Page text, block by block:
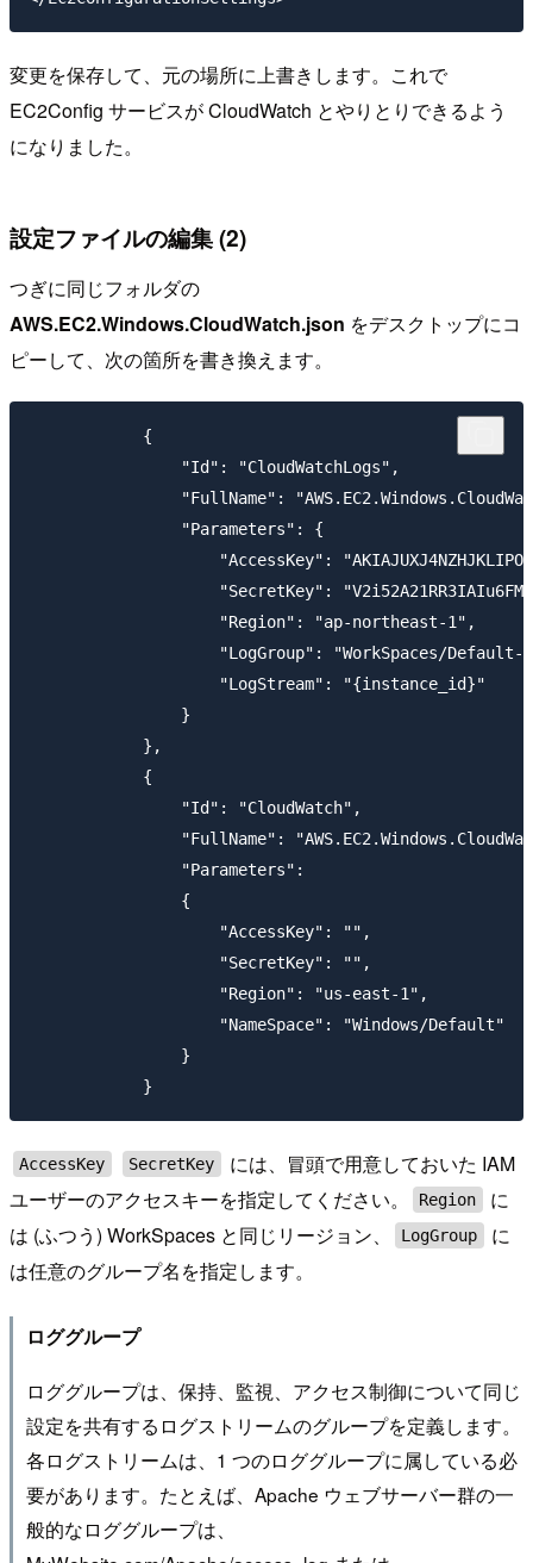
変更を保存して、元の場所に上書きします。これで
EC2Config サービスが CloudWatch とやりとりできるよう
になりました。
設定ファイルの編集 (2)
つぎに同じフォルダの
AWS.EC2.Windows.CloudWatch.json をデスクトップにコ
ピーして、次の箇所を書き換えます。
            {
                "Id": "CloudWatchLogs",
"FullName":
                "Parameters": {
"AccessKey":
"SecretKey":
                    "Region": "ap-northeast-1",
"LogGroup": "WorkSpaces/Default-
                    "LogStream": "{instance_id}"
                }
            },
            {
                "Id": "CloudWatch",
"FullName":
                "Parameters":
                {
                    "AccessKey": "",
                    "SecretKey": "",
                    "Region": "us-east-1",
                    "NameSpace": "Windows/Default"
                }
AccessKey SecretKey
には、冒頭で用意しておいた IAM
ユーザーのアクセスキーを指定してください。
Region
に
は (ふつう) WorkSpaces と同じリージョン、
LogGroup
に
は任意のグループ名を指定します。
ロググループ
ロググループは、保持、監視、アクセス制御について同じ
設定を共有するログストリームのグループを定義します。
各ログストリームは、1 つのロググループに属している必
要があります。たとえば、Apache ウェブサーバー群の一
般的なロググループは、